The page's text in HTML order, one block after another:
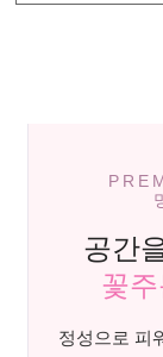
공간
꽃
정성으로 피